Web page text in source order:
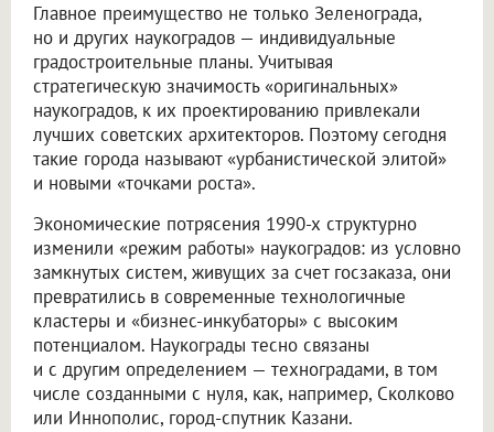
Главное преимущество не только Зеленограда,
но и других наукоградов — индивидуальные
градостроительные планы. Учитывая
стратегическую значимость «оригинальных»
наукоградов, к их проектированию привлекали
лучших советских архитекторов. Поэтому сегодня
такие города называют «урбанистической элитой»
и новыми «точками роста».
Экономические потрясения 1990-х структурно
изменили «режим работы» наукоградов: из условно
замкнутых систем, живущих за счет госзаказа, они
превратились в современные технологичные
кластеры и «бизнес-инкубаторы» с высоким
потенциалом. Наукограды тесно связаны
и с другим определением — техноградами, в том
числе созданными с нуля, как, например, Сколково
или Иннополис, город-спутник Казани.